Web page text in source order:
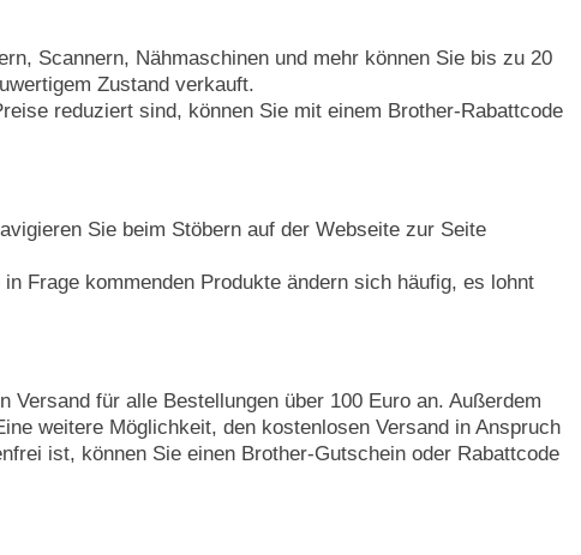
Scannern, Nähmaschinen und mehr können Sie bis zu 20
Zustand verkauft.
reduziert sind, können Sie mit einem Brother-Rabattcode
Sie beim Stöbern auf der Webseite zur Seite
Frage kommenden Produkte ändern sich häufig, es lohnt
für alle Bestellungen über 100 Euro an. Außerdem
weitere Möglichkeit, den kostenlosen Versand in Anspruch
ist, können Sie einen Brother-Gutschein oder Rabattcode